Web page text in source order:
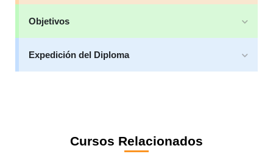
Objetivos
Expedición del Diploma
Cursos Relacionados